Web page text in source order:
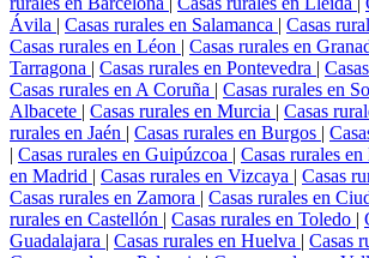
Ávila | Casas rurales en Salamanca | Casas
Casas rurales en Léon | Casas rurales en
Tarragona | Casas rurales en Pontevedra |
Casas rurales en A Coruña | Casas rurales en
Albacete | Casas rurales en Murcia | Casas
rurales en Jaén | Casas rurales en Burgos |
| Casas rurales en Guipúzcoa | Casas rurales
en Madrid | Casas rurales en Vizcaya | Casas
Casas rurales en Zamora | Casas rurales en
rurales en Castellón | Casas rurales en Toledo |
Guadalajara | Casas rurales en Huelva | Casas